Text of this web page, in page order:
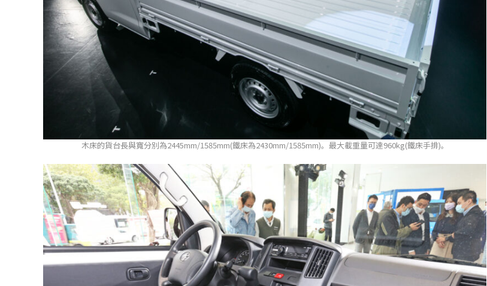
木床的貨台長與寬分別為2445mm/1585mm(鐵床為2430mm/1585mm)。最大載重量可達960kg(鐵床手排)。